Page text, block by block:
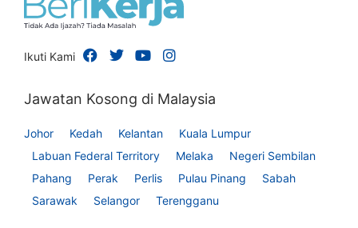
Ikuti Kami
Jawatan Kosong di Malaysia
Johor Kedah Kelantan
Kuala Lumpur
Labuan Federal Territory
Melaka
Negeri Sembilan
Pahang
Perak Perlis Pulau Pinang
Sabah
Sarawak
Selangor Terengganu